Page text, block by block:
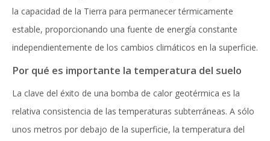
la capacidad de la Tierra para permanecer térmicamente
estable, proporcionando una fuente de energía constante
independientemente de los cambios climáticos en la superficie.
Por qué es importante la temperatura del suelo
La clave del éxito de una bomba de calor geotérmica es la
relativa consistencia de las temperaturas subterráneas. A sólo
unos metros por debajo de la superficie, la temperatura del